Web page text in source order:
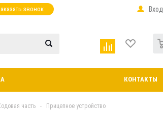
звонок Вход
КОНТАКТЫ
часть - Прицепное устройство